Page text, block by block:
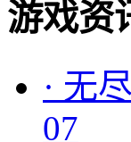
游戏资
· 无
07